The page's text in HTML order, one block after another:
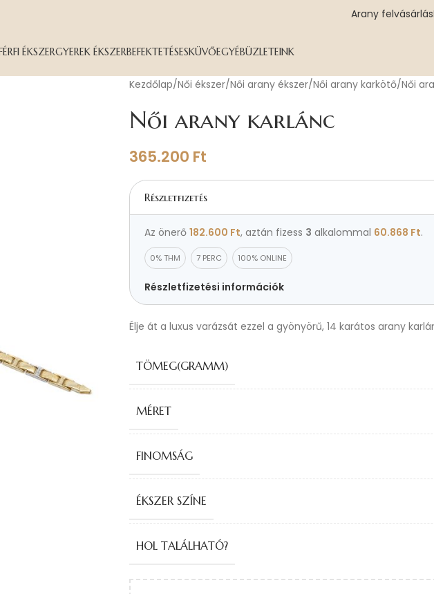
Arany felvásárlás
ÉKSZERGYEREK ÉKSZERBEFEKTETÉSESKÜVŐEGYÉBÜZLETEINK
Kezdőlap Női ékszer Női arany ékszer Női arany karkötő Női
Női arany karlánc
365.200 Ft
Részletfizetés
Az önerő 182.600 Ft, aztán fizess 3 alkalommal 60.868 Ft.
0% THM 7 PERC 100% ONLINE
Részletfizetési információk
Élje át a luxus varázsát ezzel a gyönyörű, 14 karátos arany
TÖMEG(GRAMM)
MÉRET
FINOMSÁG
ÉKSZER SZÍNE
HOL TALÁLHATÓ?